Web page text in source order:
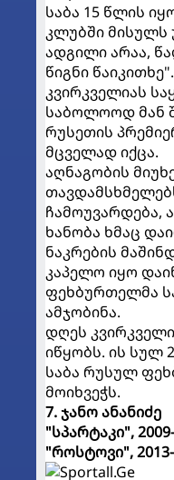
საბა 15 წლის
კლუბში მისულს
ადგილი არაა,
წიგნი
კვირკველიას
საბოლოოდ მან
რუსეთის
მცველად იქცა.
აღნაგობის
ჩამოუვარდება,
ხანობა ხმაც
ნაკრების
კაპელო იყო
ფეხბურთელმა
ამჯობინა.
დღეს
იწყობს. ის სულ
საბა რუსულ
მოიხვეჭს.
7. ჯანო ანანიძე
"სპარტაკი",
"როსტოვი",